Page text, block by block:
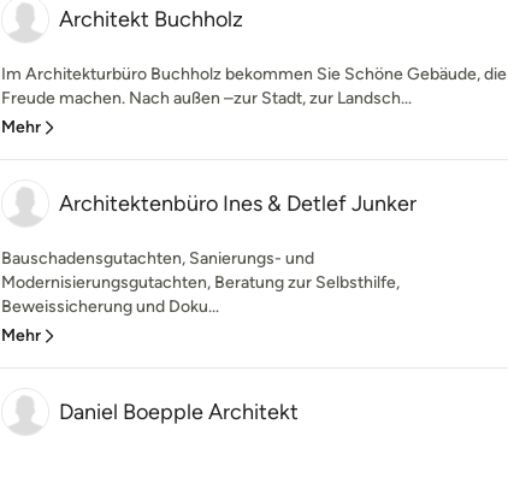
Architekt Buchholz
Im Architekturbüro Buchholz bekommen Sie Schöne Gebäude, die
Freude machen. Nach außen –zur Stadt, zur Landsch...
Mehr
Architektenbüro Ines & Detlef Junker
Bauschadensgutachten, Sanierungs- und
Modernisierungsgutachten, Beratung zur Selbsthilfe,
Beweissicherung und Doku...
Mehr
Daniel Boepple Architekt